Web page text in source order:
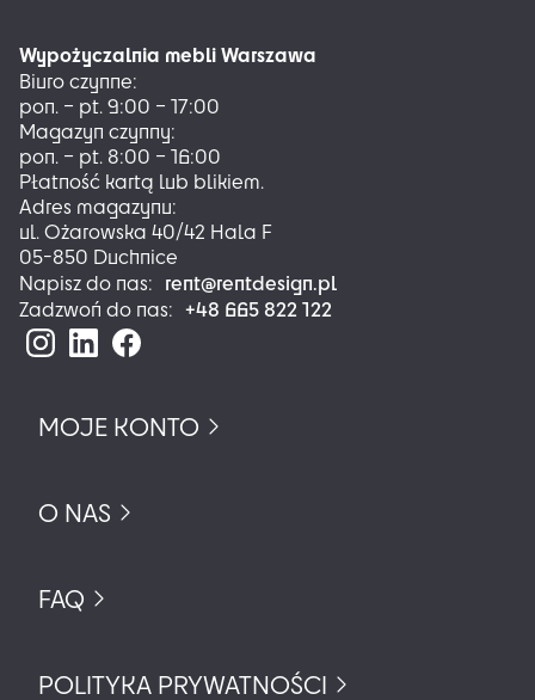
Wypożyczalnia mebli Warszawa
Biuro czynne:
pon. – pt. 9:00 – 17:00
Magazyn czynny:
pon. – pt. 8:00 – 16:00
Płatność kartą lub blikiem.
Adres magazynu:
ul. Ożarowska 40/42 Hala F
05-850 Duchnice
Napisz do nas: rent@rentdesign.pl
Zadzwoń do nas: +48 665 822 122
MOJE KONTO
O NAS
FAQ
POLITYKA PRYWATNOŚCI